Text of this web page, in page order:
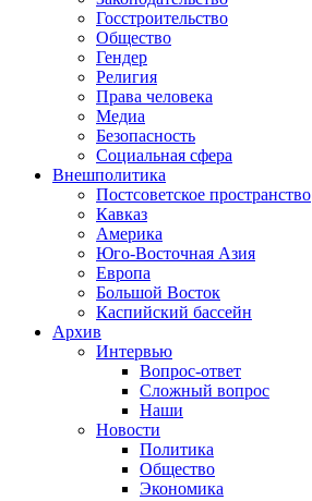
Госстроительство
Общество
Гендер
Религия
Права человека
Медиа
Безопасность
Социальная сфера
Внешполитика
Постсоветское пространство
Кавказ
Америка
Юго-Восточная Азия
Европа
Большой Восток
Каспийский бассейн
Архив
Интервью
Вопрос-ответ
Сложный вопрос
Наши
Новости
Политика
Общество
Экономика